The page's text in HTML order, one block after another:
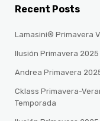
Recent Posts
Lamasini® Primavera
Ilusión Primavera
Andrea Primavera
Cklass Primavera-
Temporada